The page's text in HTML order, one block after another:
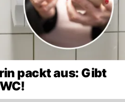
packt aus: Gibt